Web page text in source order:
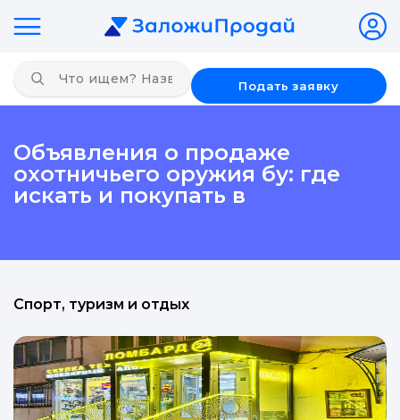
Подать заявку
Объявления о продаже
охотничьего оружия бу: где
искать и покупать в
Спорт, туризм и отдых